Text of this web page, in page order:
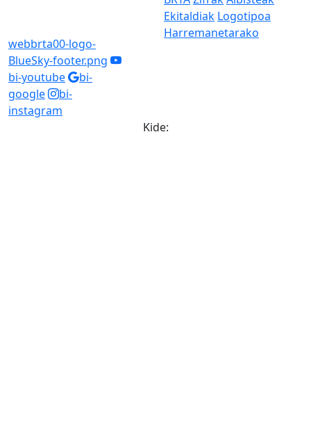
webbrta00-logo-
BlueSky-footer.png
bi-youtube
bi-
google
bi-
instagram
Ekitaldiak Logotipoa
Harremanetarako
Kide: